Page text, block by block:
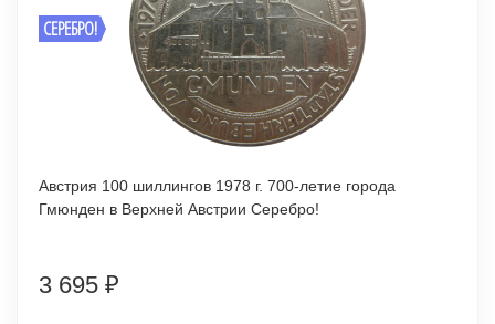
СЕРЕБРО!
Австрия 100 шиллингов 1978 г. 700-летие города
Гмюнден в Верхней Австрии Серебро!
3 695 ₽